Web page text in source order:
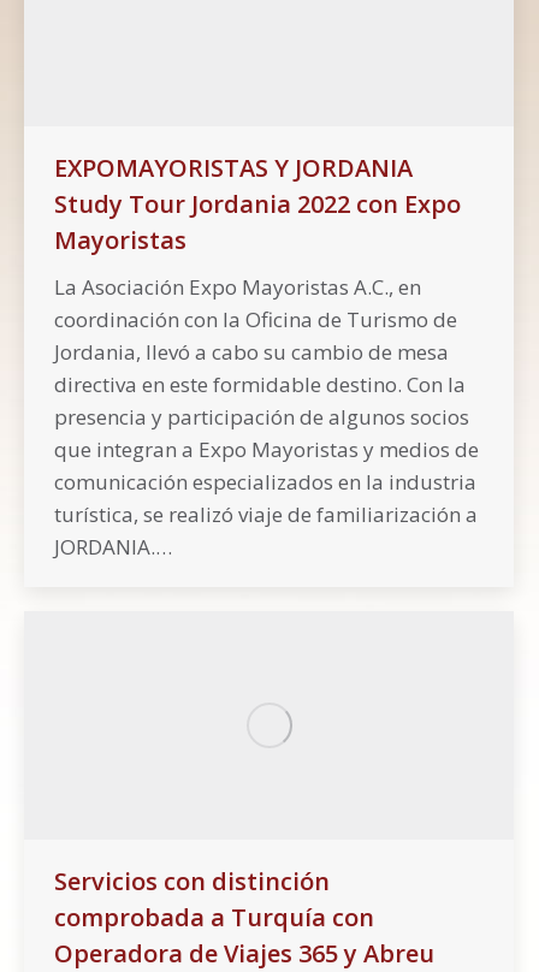
EXPOMAYORISTAS Y JORDANIA
Study Tour Jordania 2022 con Expo
Mayoristas
La Asociación Expo Mayoristas A.C., en
coordinación con la Oficina de Turismo de
Jordania, llevó a cabo su cambio de mesa
directiva en este formidable destino. Con la
presencia y participación de algunos socios
que integran a Expo Mayoristas y medios de
comunicación especializados en la industria
turística, se realizó viaje de familiarización a
JORDANIA.…
Servicios con distinción
comprobada a Turquía con
Operadora de Viajes 365 y Abreu